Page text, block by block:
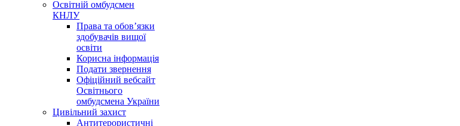
Освітній омбудсмен
КНЛУ
Права та обов’язки
здобувачів вищої
освіти
Корисна інформація
Подати звернення
Офіційний вебсайт
Освітнього
омбудсмена України
Цивільний захист
Антитерористичні